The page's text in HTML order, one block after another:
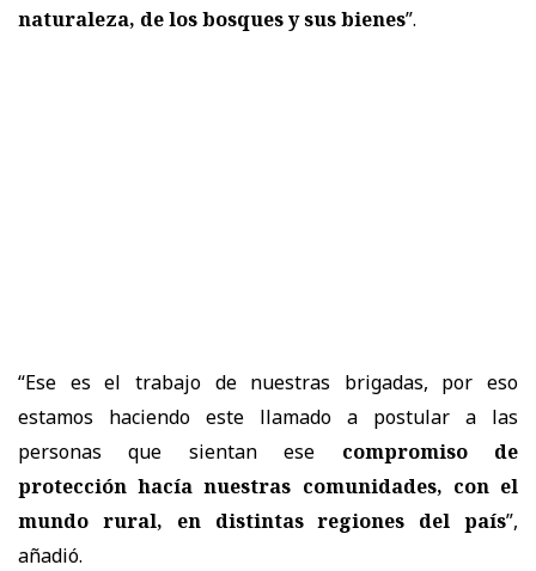
naturaleza, de los bosques y sus bienes”.
“Ese es el trabajo de nuestras brigadas, por eso
estamos haciendo este llamado a postular a las
personas que sientan ese compromiso de
protección hacía nuestras comunidades, con el
mundo rural, en distintas regiones del país”,
añadió.